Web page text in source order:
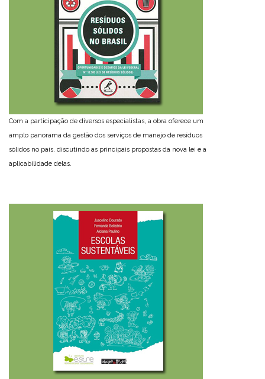
Com a participação de diversos especialistas, a obra oferece um
amplo panorama da gestão dos serviços de manejo de resíduos
sólidos no país, discutindo as principais propostas da nova lei e a
aplicabilidade delas.